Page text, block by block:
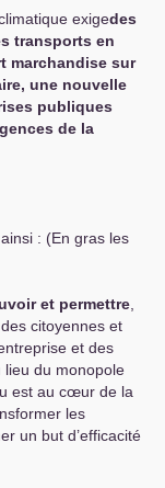
exigedes
transports en
marchandise sur
une nouvelle
publiques
de la
: (En gras les
et permettre
citoyennes et
et des
lieu du monopole
est au cœur de la
les
un but d’efficacité